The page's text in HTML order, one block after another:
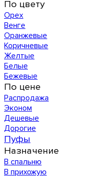
По цвету
Орех
Венге
Оранжевые
Коричневые
Желтые
Белые
Бежевые
По цене
Распродажа
Эконом
Дешевые
Дорогие
Пуфы
Назначение
В спальню
В прихожую